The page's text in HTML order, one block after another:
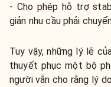
- Cho phép hỗ trợ
giản nhu cầu phải
Tuy vậy, những lý lẽ
thuyết phục một bộ
người vẫn cho rằng lý